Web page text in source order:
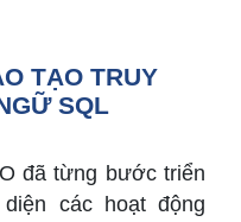
TẠO TRUY
SQL
đã từng bước triển
các hoạt động